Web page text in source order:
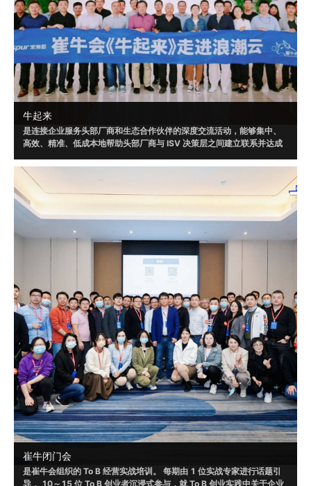
牛起来
是连接企业服务头部厂商和生态合作伙伴的深度交流活动，能够集中、
高效、精准、低成本地帮助头部厂商与 ISV 决策层之间建立联系并达成
向伙伴现场对接。
目前，牛起来已走过腾讯云、微软、字节跳动、WPS、AWS、京东云、
华为云、明源云、企业微信、阿里钉钉、火山引擎、甲骨文、UCloud、
畅捷通、浪潮云、视源、EC、融云、明道云、蓝凌、泛微、二维火、烽
达成了多起合作。
崔牛闭门会
是崔牛会组织的 To B 经营实战培训。 每期由 1 位实战专家进行话题引
导， 10～15 位 To B 创业者沉浸式参与，就 To B 创业实践中关于企业